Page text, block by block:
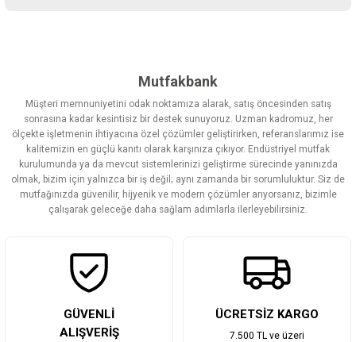
Görüş ve önerileriniz için teşekkür ederiz.
Ürün resmi kalitesiz, bozuk veya görüntülenemiyor.
Ürün açıklamasında eksik bilgiler bulunuyor.
Ürün bilgilerinde hatalar bulunuyor.
Ürün fiyatı diğer sitelerden daha pahalı.
Bu ürüne benzer farklı alternatifler olmalı.
Mutfakbank
Müşteri memnuniyetini odak noktamıza alarak, satış öncesinden satış
sonrasına kadar kesintisiz bir destek sunuyoruz. Uzman kadromuz, her
ölçekte işletmenin ihtiyacına özel çözümler geliştirirken, referanslarımız ise
kalitemizin en güçlü kanıtı olarak karşınıza çıkıyor. Endüstriyel mutfak
kurulumunda ya da mevcut sistemlerinizi geliştirme sürecinde yanınızda
olmak, bizim için yalnızca bir iş değil; aynı zamanda bir sorumluluktur. Siz de
mutfağınızda güvenilir, hijyenik ve modern çözümler arıyorsanız, bizimle
çalışarak geleceğe daha sağlam adımlarla ilerleyebilirsiniz.
GÜVENLİ
ALIŞVERİŞ
ÜCRETSİZ KARGO
7.500 TL ve üzeri